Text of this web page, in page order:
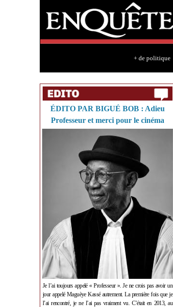
+ de politique
ÉDITO PAR BIGUÉ BOB : Adieu
Professeur et merci pour le cinéma
Je l’ai toujours appelé « Professeur ». Je ne crois pas avoir un
jour appelé Maguèye Kassé autrement. La première fois que je
l’ai rencontré, je ne l’ai pas vraiment vu. C’était en 2013, au